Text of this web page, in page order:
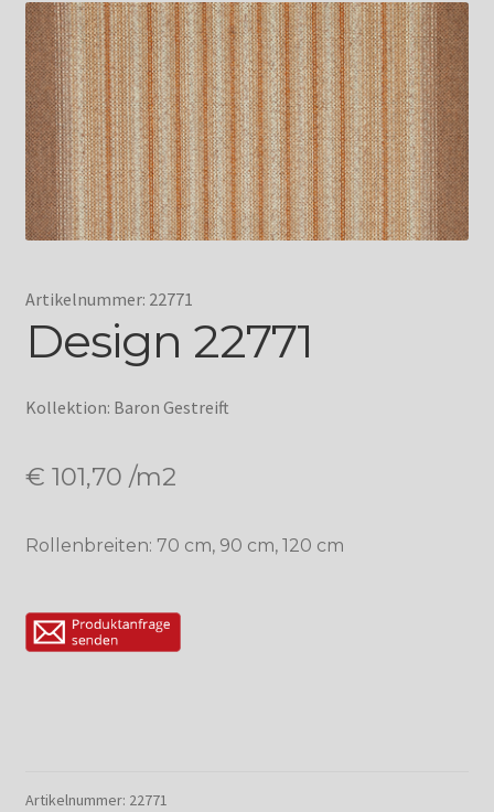
Artikelnummer: 22771
Design 22771
Kollektion: Baron Gestreift
€ 101,70 /m2
Rollenbreiten: 70 cm, 90 cm, 120 cm
Artikelnummer: 22771